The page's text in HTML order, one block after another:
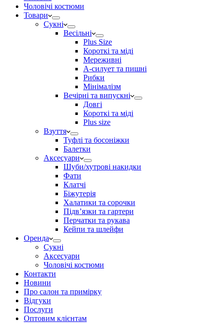
Чоловічі костюми
Товари
Сукні
Весільні
Plus Size
Короткі та міді
Мереживні
А-силует та пишні
Рибки
Мінімалізм
Вечірні та випускні
Довгі
Короткі та міді
Plus size
Взуття
Туфлі та босоніжки
Балетки
Аксесуари
Шуби/хутрові накидки
Фати
Клатчі
Біжутерія
Халатики та сорочки
Підвʼязки та гартери
Перчатки та рукава
Кейпи та шлейфи
Оренда
Сукні
Аксесуари
Чоловічі костюми
Контакти
Новини
Про салон та примірку
Відгуки
Послуги
Оптовим клієнтам